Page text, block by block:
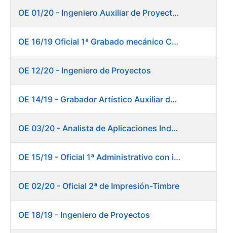
Mostrar/Ocultar
OE 01/20 - Ingeniero Auxiliar de Proyectos
OE 16/19 Oficial 1ª Grabado mecánico CAD
OE 12/20 - Ingeniero de Proyectos
OE 14/19 - Grabador Artístico Auxiliar de Originales. Departamento de Preimpresión
OE 03/20 - Analista de Aplicaciones Industriales
OE 15/19 - Oficial 1ª Administrativo con inglés y francés
OE 02/20 - Oficial 2ª de Impresión-Timbre
OE 18/19 - Ingeniero de Proyectos